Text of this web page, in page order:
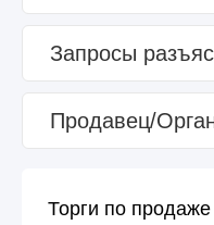
Запросы
Продавец/
Торги по